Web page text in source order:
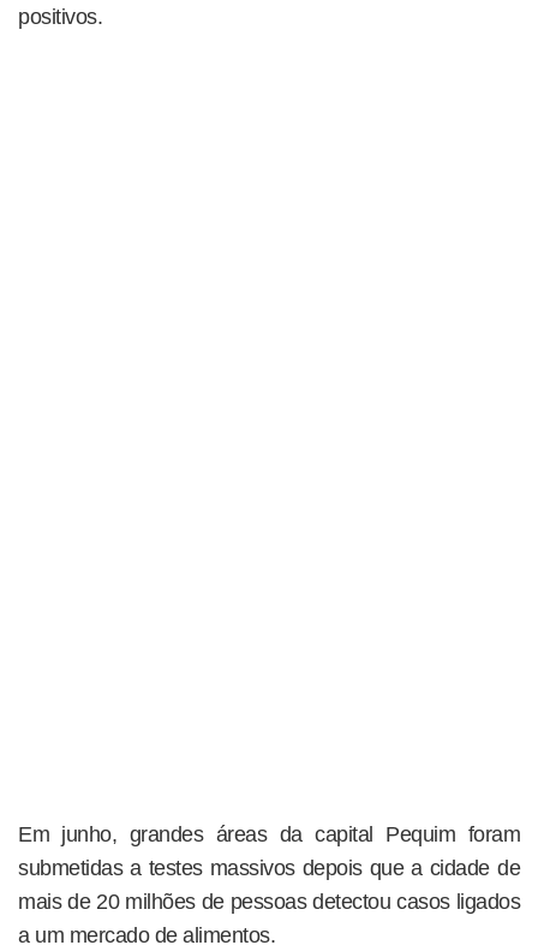
positivos.
Em junho, grandes áreas da capital Pequim foram
submetidas a testes massivos depois que a cidade de
mais de 20 milhões de pessoas detectou casos ligados
a um mercado de alimentos.